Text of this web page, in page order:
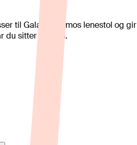
til Galaxy Cosmos lenestol og gir
du sitter i stolen.